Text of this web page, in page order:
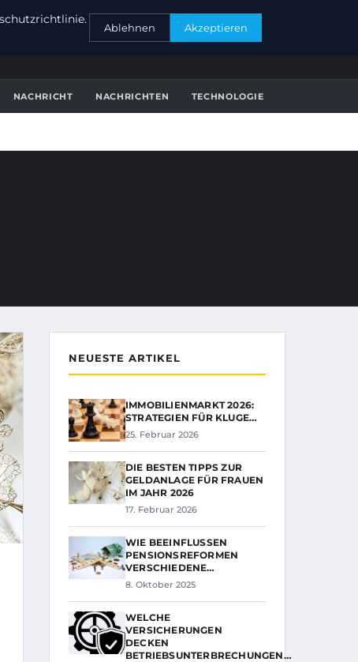
KONTAKT
NACHRICHT NACHRICHTEN TECHNOLOGIE
NEUESTE ARTIKEL
IMMOBILIENMARKT 2026:
STRATEGIEN FÜR KLUGE…
25. Februar 2026
DIE BESTEN TIPPS ZUR
GELDANLAGE FÜR FRAUEN
IM JAHR 2026
17. Februar 2026
WIE BEEINFLUSSEN
PENSIONSREFORMEN
VERSCHIEDENE…
8. Oktober 2025
WELCHE
VERSICHERUNGEN
DECKEN
BETRIEBSUNTERBRECHUNGEN…
Ablehnen Akzeptieren